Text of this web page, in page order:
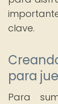
clave.
para
Para